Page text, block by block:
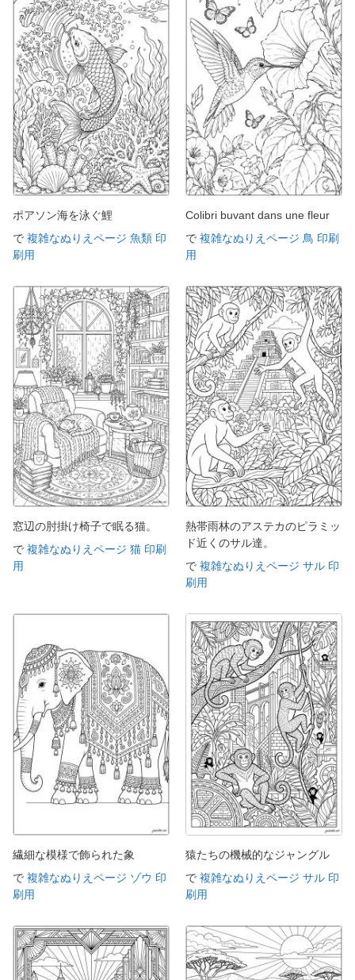
ポアソン海を泳ぐ鯉
で 複雑なぬりえページ 魚類 印
刷用
Colibri buvant dans une fleur
で 複雑なぬりえページ 鳥 印刷
用
窓辺の肘掛け椅子で眠る猫。
で 複雑なぬりえページ 猫 印刷
用
熱帯雨林のアステカのピラミッ
ド近くのサル達。
で 複雑なぬりえページ サル 印
刷用
繊細な模様で飾られた象
で 複雑なぬりえページ ゾウ 印
刷用
猿たちの機械的なジャングル
で 複雑なぬりえページ サル 印
刷用